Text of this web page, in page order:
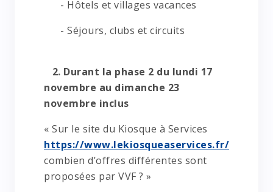
- Hôtels et villages vacances
- Séjours, clubs et circuits
2. Durant la phase 2 du lundi 17
novembre au dimanche 23
novembre inclus
« Sur le site du Kiosque à Services
https://www.lekiosqueaservices.fr/
combien d’offres différentes sont
proposées par VVF ? »